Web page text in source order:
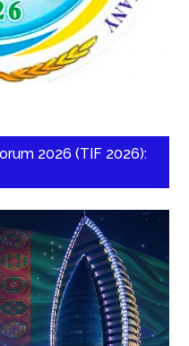
2026 (TIF 2026):